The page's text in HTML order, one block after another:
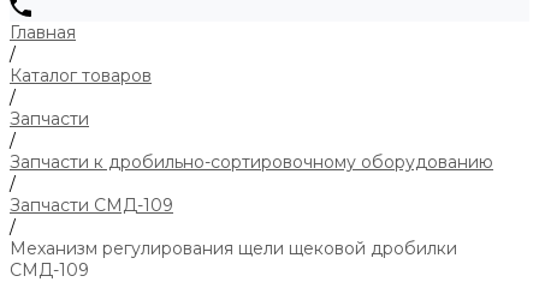
Главная
/
Каталог товаров
/
Запчасти
/
Запчасти к дробильно-сортировочному оборудованию
/
Запчасти СМД-109
/
Механизм регулирования щели щековой дробилки
СМД-109